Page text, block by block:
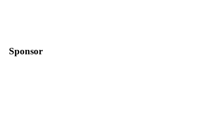
Sponsor